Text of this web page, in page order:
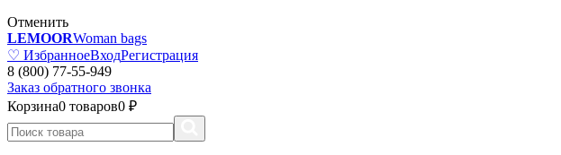
Отменить
LEMOORWoman bags
♡ ИзбранноеВходРегистрация
8 (800) 77-55-949
Заказ обратного звонка
Корзина0 товаров0 ₽